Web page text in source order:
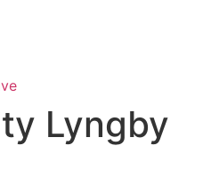
Lyngby